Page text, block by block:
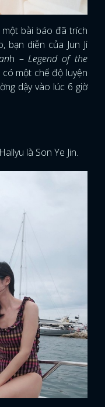
bài báo đã trích
diễn của Jun Ji
h –Legend of the
có một chế độ luyện
dậy vào lúc 6 giờ
là Son Ye Jin.